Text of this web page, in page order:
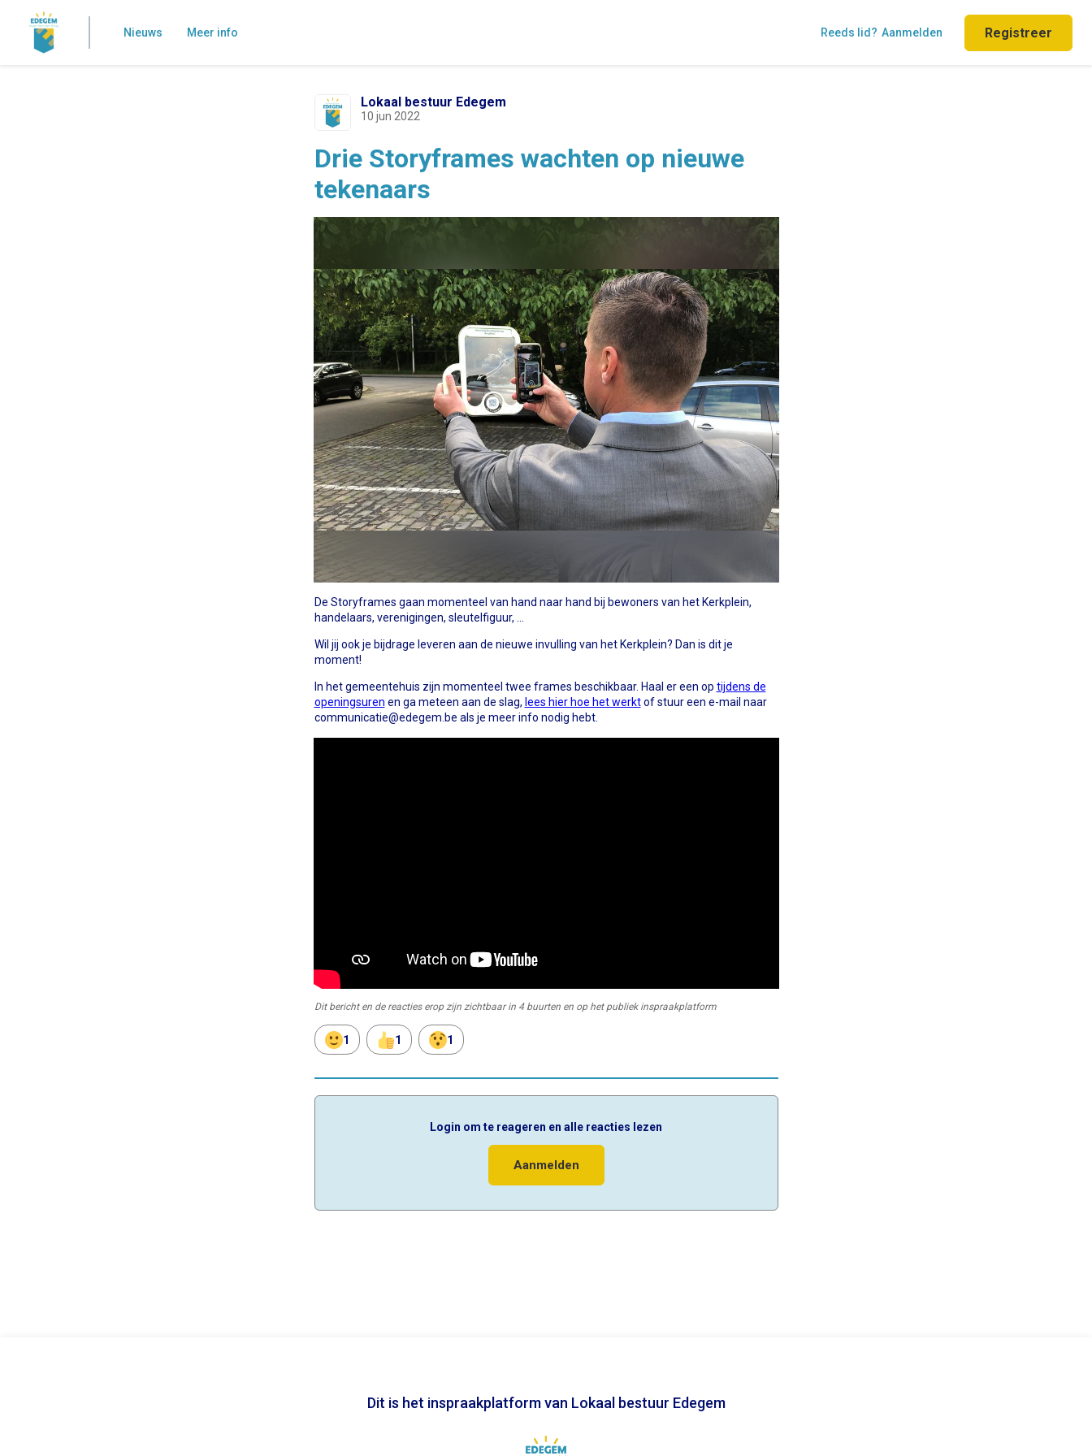
Nieuws Meer info Reeds lid? Aanmelden Registreer
Lokaal bestuur Edegem
10 jun 2022
Drie Storyframes wachten op nieuwe
tekenaars
De Storyframes gaan momenteel van hand naar hand bij bewoners van het Kerkplein,
handelaars, verenigingen, sleutelfiguur, ...
Wil jij ook je bijdrage leveren aan de nieuwe invulling van het Kerkplein? Dan is dit je
moment!
In het gemeentehuis zijn momenteel twee frames beschikbaar. Haal er een op tijdens de
openingsuren en ga meteen aan de slag, lees hier hoe het werktof stuur een e-mail naar
communicatie@edegem.be als je meer info nodig hebt.
Dit bericht en de reacties erop zijn zichtbaar in 4 buurten en op het publiek inspraakplatform
1 1 1
Login om te reageren en alle reacties lezen
Aanmelden
Dit is het inspraakplatform van Lokaal bestuur Edegem